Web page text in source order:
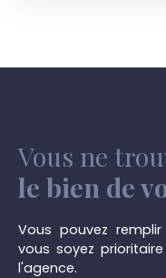
Vous ne
le bien de
Vous pouvez
vous soyez
l'agence.